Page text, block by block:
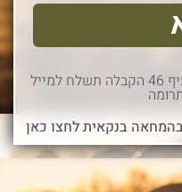
התרומה מוכרת לצרכי מס לפי סעיף 46 הקבלה תשלח למייל
בנקאית לחצו כאן